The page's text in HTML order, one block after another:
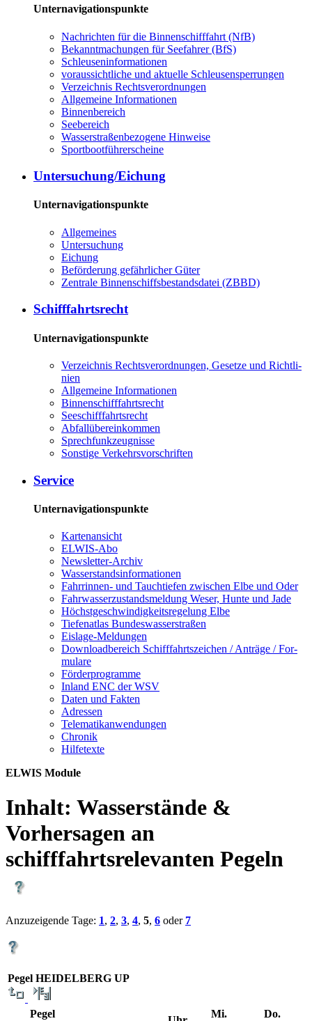
Unternavigationspunkte
Nach­rich­ten für die Bin­nen­schiff­fahrt (NfB)
Be­kannt­ma­chun­gen für See­fah­rer (BfS)
Schleu­sen­in­for­ma­tio­nen
voraussichtliche und aktuelle Schleusensperrungen
Ver­zeich­nis Rechts­ver­ord­nun­gen
All­ge­mei­ne In­for­ma­tio­nen
Bin­nen­be­reich
See­be­reich
Was­ser­stra­ßen­be­zo­ge­ne Hin­wei­se
Sport­boot­füh­rer­schei­ne
Un­ter­su­chung/Ei­chung
Unternavigationspunkte
All­ge­mei­nes
Un­ter­su­chung
Ei­chung
Be­för­de­rung ge­fähr­li­cher Gü­ter
Zen­tra­le Bin­nen­schiffs­be­stands­da­tei (ZBBD)
Schiff­fahrts­recht
Unternavigationspunkte
Ver­zeich­nis Rechts­ver­ord­nun­gen, Ge­set­ze und Richt­li­
ni­en
All­ge­mei­ne In­for­ma­tio­nen
Bin­nen­schiff­fahrts­recht
See­schiff­fahrts­recht
Ab­fall­über­ein­kom­men
Sprech­funk­zeug­nis­se
Sons­ti­ge Ver­kehrs­vor­schrif­ten
Ser­vice
Unternavigationspunkte
Kar­ten­an­sicht
EL­WIS-​Abo
Newslet­ter-​Ar­chiv
Was­ser­stands­in­for­ma­tio­nen
Fahr­rin­nen-​ und Tauch­tie­fen zwi­schen El­be und Oder
Fahr­was­ser­zu­stands­mel­dung We­ser, Hun­te und Ja­de
Höchst­ge­schwin­dig­keits­re­ge­lung El­be
Tie­fe­n­at­las Bun­des­was­ser­stra­ßen
Eis­la­ge-​Mel­dun­gen
Dow­n­load­be­reich Schiff­fahrts­zei­chen / An­trä­ge / For­
mu­la­re
För­der­pro­gram­me
In­land ENC der WSV
Da­ten und Fak­ten
Adres­sen
Te­le­ma­ti­kan­wen­dun­gen
Chro­nik
Hil­fe­tex­te
ELWIS Module
Inhalt: Wasserstände &
Vorhersagen an
schifffahrtsrelevanten Pegeln
Anzuzeigende Tage: 1, 2, 3, 4, 5, 6 oder 7
Pegel HEIDELBERG UP
Pegel
Mi.
Do.